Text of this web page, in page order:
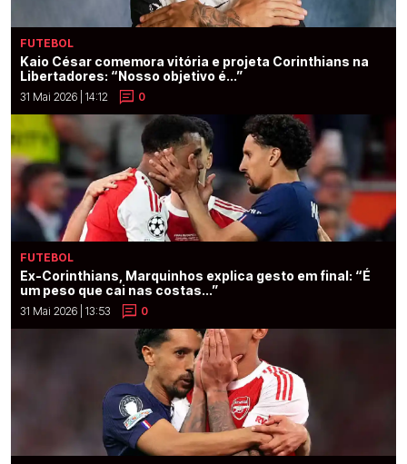
FUTEBOL
Kaio César comemora vitória e projeta Corinthians na
Libertadores: “Nosso objetivo é...”
31 Mai 2026 | 14:12 0
FUTEBOL
Ex-Corinthians, Marquinhos explica gesto em final: “É
um peso que cai nas costas...”
31 Mai 2026 | 13:53 0